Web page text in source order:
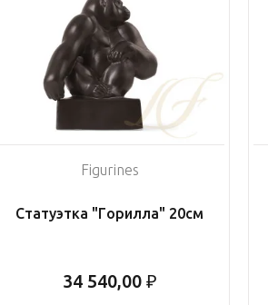
Figurines
Статуэтка "Горилла" 20см
34 540,00 ₽